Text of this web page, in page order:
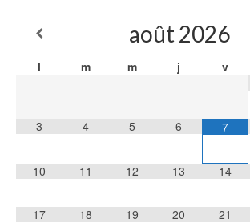
août 2026
l m m j v
3 4 5 6 7
10 11 12 13 14
17 18 19 20 21